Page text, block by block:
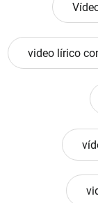
video lírico